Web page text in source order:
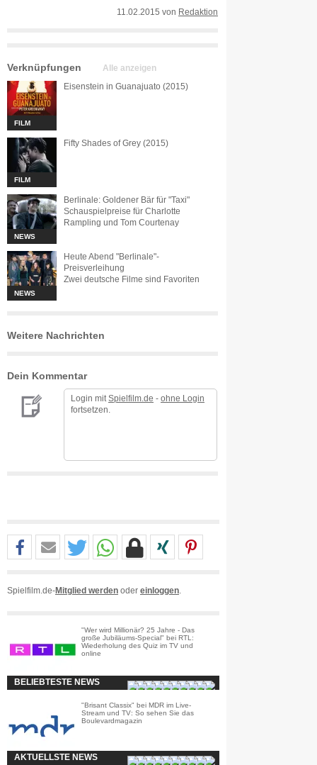
11.02.2015 von Redaktion
Verknüpfungen Alle anzeigen
FILM
Eisenstein in Guanajuato (2015)
FILM
Fifty Shades of Grey (2015)
NEWS
Berlinale: Goldener Bär für "Taxi"
Schauspielpreise für Charlotte
Rampling und Tom Courtenay
NEWS
Heute Abend "Berlinale"-
Preisverleihung
Zwei deutsche Filme sind Favoriten
Weitere Nachrichten
Dein Kommentar
Login mit Spielfilm.de - ohne Login
fortsetzen.
Spielfilm.de-Mitglied werden oder einloggen
"Wer wird Millionär? 25 Jahre - Das
große Jubiläums-Special" bei RTL:
Wiederholung des Quiz im TV und
online
BELIEBTESTE NEWS
"Brisant Classix" bei MDR im Live-
Stream und TV: So sehen Sie das
Boulevardmagazin
AKTUELLSTE NEWS